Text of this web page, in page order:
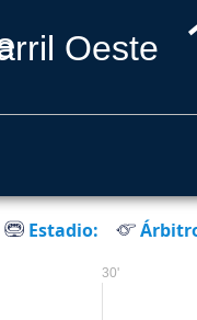
Estadio:
30'